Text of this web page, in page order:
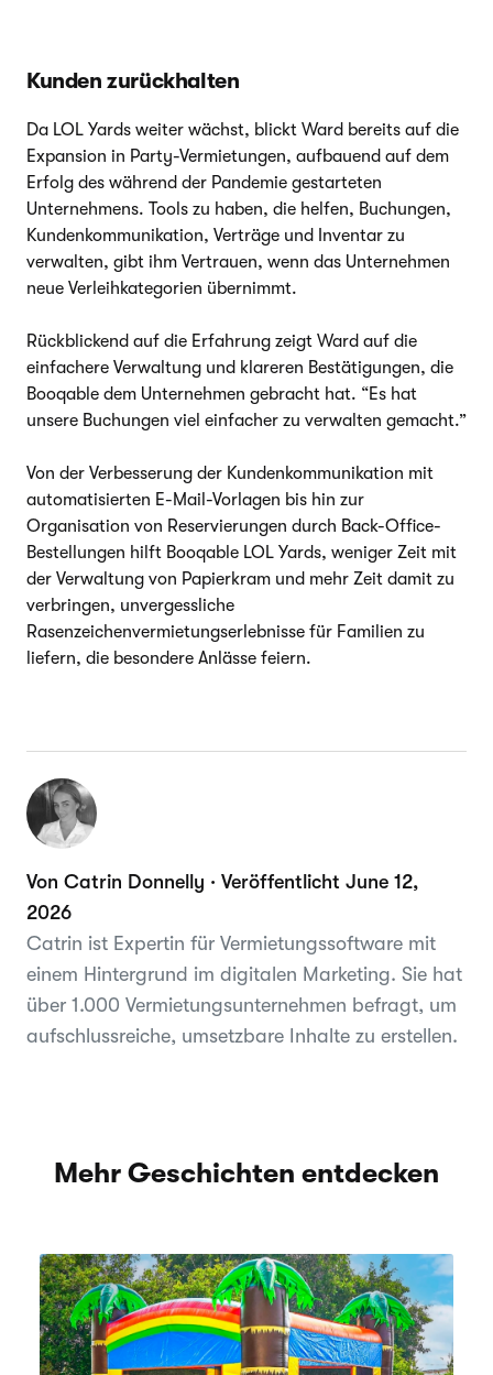
Kunden zurückhalten
Da LOL Yards weiter wächst, blickt Ward bereits auf die
Expansion in Party-Vermietungen, aufbauend auf dem
Erfolg des während der Pandemie gestarteten
Unternehmens. Tools zu haben, die helfen, Buchungen,
Kundenkommunikation, Verträge und Inventar zu
verwalten, gibt ihm Vertrauen, wenn das Unternehmen
neue Verleihkategorien übernimmt.
Rückblickend auf die Erfahrung zeigt Ward auf die
einfachere Verwaltung und klareren Bestätigungen, die
Booqable dem Unternehmen gebracht hat. “Es hat
unsere Buchungen viel einfacher zu verwalten gemacht.”
Von der Verbesserung der Kundenkommunikation mit
automatisierten E-Mail-Vorlagen bis hin zur
Organisation von Reservierungen durch Back-Office-
Bestellungen hilft Booqable LOL Yards, weniger Zeit mit
der Verwaltung von Papierkram und mehr Zeit damit zu
verbringen, unvergessliche
Rasenzeichenvermietungserlebnisse für Familien zu
liefern, die besondere Anlässe feiern.
Von Catrin Donnelly · Veröffentlicht June 12,
2026
Catrin ist Expertin für Vermietungssoftware mit
einem Hintergrund im digitalen Marketing. Sie hat
über 1.000 Vermietungsunternehmen befragt, um
aufschlussreiche, umsetzbare Inhalte zu erstellen.
Mehr Geschichten entdecken